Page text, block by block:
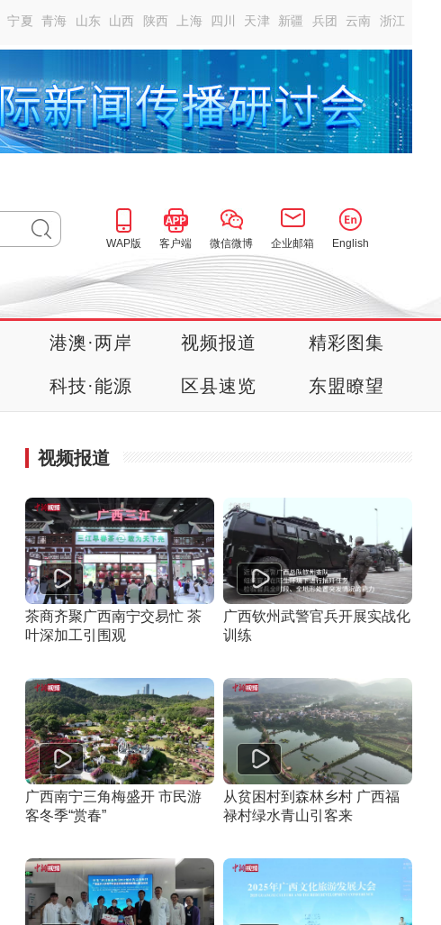
宁夏 青海 山东 山西 陕西 上海 四川 天津 新疆 兵团 云南 浙江
WAP版 客户端 微信微博 企业邮箱 English
港澳·两岸 视频报道 精彩图集
科技·能源 区县速览 东盟瞭望
视频报道
茶商齐聚广西南宁交易忙 茶
叶深加工引围观
广西钦州武警官兵开展实战化
训练
广西南宁三角梅盛开 市民游
客冬季“赏春”
从贫困村到森林乡村 广西福
禄村绿水青山引客来